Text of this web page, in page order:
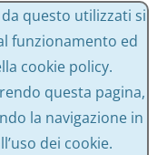
. Tutti i diritti riservati.
questo utilizzati si
funzionamento ed
cookie policy.
questa pagina,
la navigazione in
dei cookie.